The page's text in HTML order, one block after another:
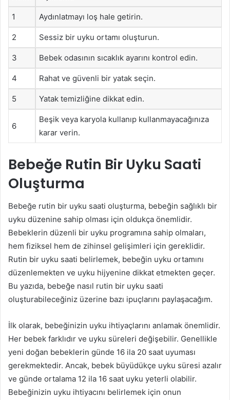
1 Aydınlatmayı loş hale getirin.
2 Sessiz bir uyku ortamı oluşturun.
3 Bebek odasının sıcaklık ayarını kontrol edin.
4 Rahat ve güvenli bir yatak seçin.
5 Yatak temizliğine dikkat edin.
6
Beşik veya karyola kullanıp kullanmayacağınıza
karar verin.
Bebeğe Rutin Bir Uyku Saati
Oluşturma
Bebeğe rutin bir uyku saati oluşturma, bebeğin sağlıklı bir
uyku düzenine sahip olması için oldukça önemlidir.
Bebeklerin düzenli bir uyku programına sahip olmaları,
hem fiziksel hem de zihinsel gelişimleri için gereklidir.
Rutin bir uyku saati belirlemek, bebeğin uyku ortamını
düzenlemekten ve uyku hijyenine dikkat etmekten geçer.
Bu yazıda, bebeğe nasıl rutin bir uyku saati
oluşturabileceğiniz üzerine bazı ipuçlarını paylaşacağım.
İlk olarak, bebeğinizin uyku ihtiyaçlarını anlamak önemlidir.
Her bebek farklıdır ve uyku süreleri değişebilir. Genellikle
yeni doğan bebeklerin günde 16 ila 20 saat uyuması
gerekmektedir. Ancak, bebek büyüdükçe uyku süresi azalır
ve günde ortalama 12 ila 16 saat uyku yeterli olabilir.
Bebeğinizin uyku ihtiyacını belirlemek için onun